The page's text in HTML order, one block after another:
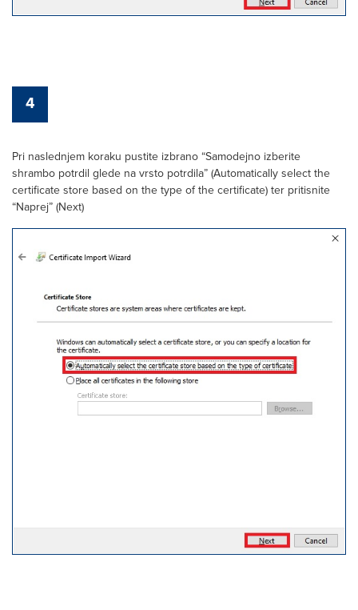
4
Pri naslednjem koraku pustite izbrano “Samodejno izberite
shrambo potrdil glede na vrsto potrdila” (Automatically select the
certificate store based on the type of the certificate) ter pritisnite
“Naprej” (Next)